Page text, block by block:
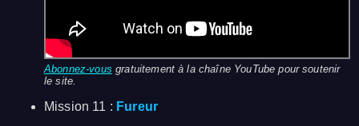
Abonnez-vous gratuitement à la chaîne YouTube pour soutenir
le site.
Mission 11 : Fureur